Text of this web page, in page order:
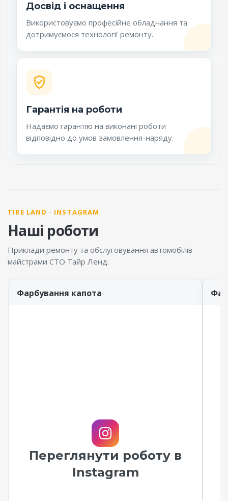
Досвід і оснащення
Використовуємо професійне обладнання та
дотримуємося технології ремонту.
Гарантія на роботи
Надаємо гарантію на виконані роботи
відповідно до умов замовлення-наряду.
TIRE LAND · INSTAGRAM
Наші роботи
Приклади ремонту та обслуговування автомобілів
майстрами СТО Тайр Ленд.
Фарбування капота
Переглянути роботу в
Instagram